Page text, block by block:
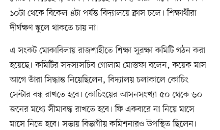
১০টা থেকে বিকেল ৪টা পর্যন্ত বিদ্যালয়ে ক্লাস চলে। শিক্ষার্থীরা
দীর্ঘক্ষণ স্কুলে থাকতে চায় না।
এ সংকট মোকাবিলায় রাজশাহীতে শিক্ষা সুরক্ষা কমিটি গঠন করা
হয়েছে। কমিটির সদস্যসচিব গোলাম মোস্তফা বলেন, কয়েক মাস
আগে তাঁরা সিদ্ধান্ত নিয়েছিলেন, বিদ্যালয় চলাকালে কোচিং
সেন্টার বন্ধ রাখতে হবে। কোচিংয়ের আসনসংখ্যা ৫০ থেকে ৬০
জনের মধ্যে সীমাবদ্ধ রাখতে হবে। ফি একবারে না নিয়ে মাসে
মাসে নিতে হবে। সভায় বিভাগীয় কমিশনারও উপস্থিত ছিলেন।